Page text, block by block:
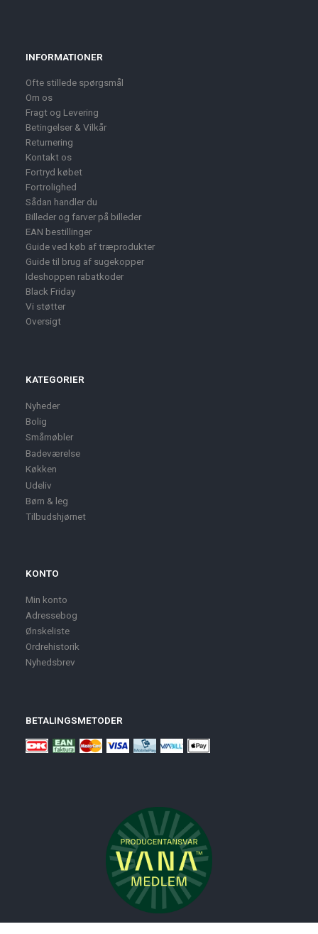
INFORMATIONER
Ofte stillede spørgsmål
Om os
Fragt og Levering
Betingelser & Vilkår
Returnering
Kontakt os
Fortryd købet
Fortrolighed
Sådan handler du
Billeder og farver på billeder
EAN bestillinger
Guide ved køb af træprodukter
Guide til brug af sugekopper
Ideshoppen rabatkoder
Black Friday
Vi støtter
Oversigt
KATEGORIER
Nyheder
Bolig
Småmøbler
Badeværelse
Køkken
Udeliv
Børn & leg
Tilbudshjørnet
KONTO
Min konto
Adressebog
Ønskeliste
Ordrehistorik
Nyhedsbrev
BETALINGSMETODER